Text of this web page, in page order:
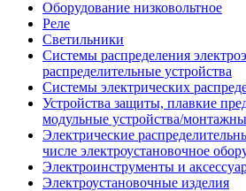
Оборудование низковольтное
Реле
Светильники
Системы распределения
распределительные устройства
Системы электрических
Устройства защиты, плавкие
модульные устройства/
Электрические
числе электроустановочное
Электроинструменты и
Электроустановочные изделия